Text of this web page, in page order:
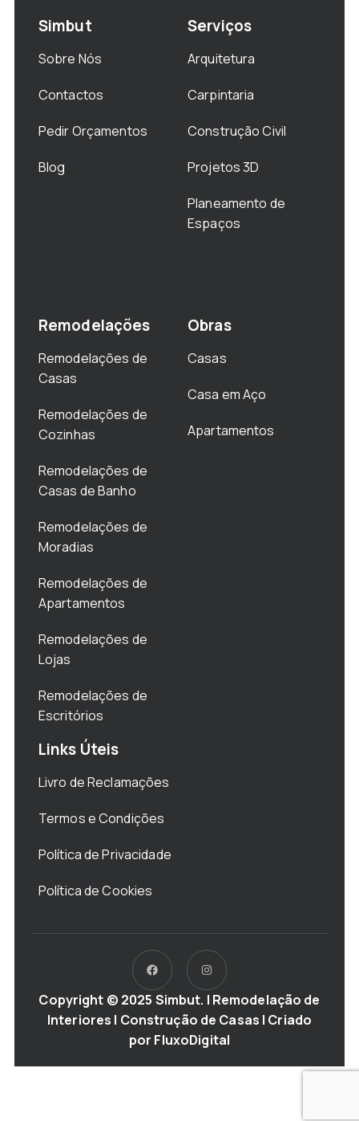
Simbut
Sobre Nós
Contactos
Pedir Orçamentos
Blog
Serviços
Arquitetura
Carpintaria
Construção Civil
Projetos 3D
Planeamento de
Espaços
Remodelações
Remodelações de
Casas
Remodelações de
Cozinhas
Remodelações de
Casas de Banho
Remodelações de
Moradias
Remodelações de
Apartamentos
Remodelações de
Lojas
Remodelações de
Escritórios
Obras
Casas
Casa em Aço
Apartamentos
Links Úteis
Livro de Reclamações
Termos e Condições
Política de Privacidade
Política de Cookies
Copyright © 2025 Simbut. | Remodelação de
Interiores | Construção de Casas | Criado
por FluxoDigital